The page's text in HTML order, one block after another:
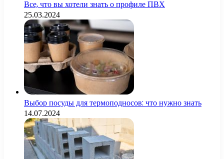
Все, что вы хотели знать о профиле ПВХ
25.03.2024
Выбор посуды для термоподносов: что нужно знать
14.07.2024